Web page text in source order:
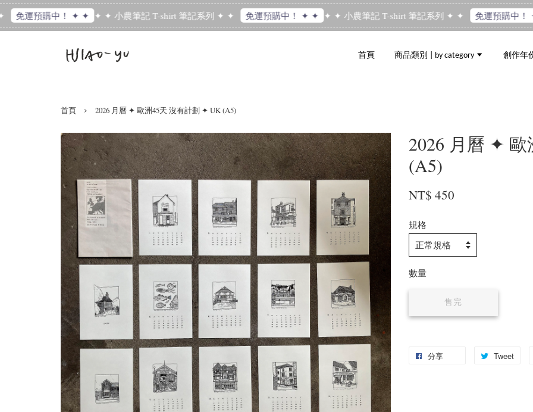
免運預購中！ ✦ ✦ ✦ ✦ 小農筆記 T-shirt 筆記系列 ✦ ✦ 免運預購中！ ✦ ✦ ✦ ✦ 小農筆記 T-shirt 筆記系列 ✦ ✦ 免運預購中！ ✦
首頁 商品類別 | by category 創作年
首頁 › 2026 月曆 ✦ 歐洲45天 沒有計劃 ✦ UK (A5)
2026 月曆 ✦
(A5)
NT$ 450
規格
數量
售完
分享 Tweet